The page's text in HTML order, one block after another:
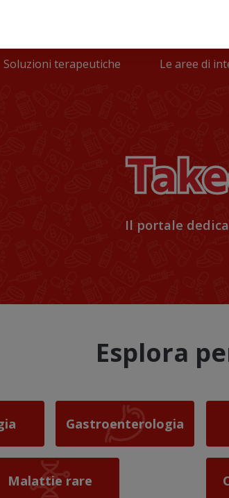
Soluzioni terapeutiche Le aree di
Il portale
Esplora
Gastroenterologia
Malattie rare